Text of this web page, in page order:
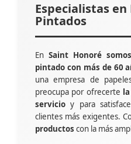
Especialistas en
Pintados
En Saint Honoré
pintado con más de 60
una empresa de
preocupa por ofrecerte
servicio y para
clientes más exigentes.
productos con la más